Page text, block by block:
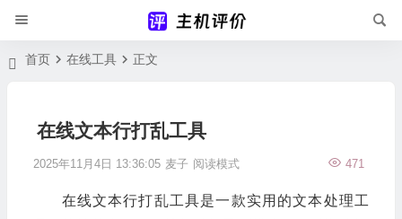
首页 在线工具 正文
在线文本行打乱工具
2025年11月4日 13:36:05 麦子 471
阅读模式
在线文本行打乱工具是一款实用的文本处理工